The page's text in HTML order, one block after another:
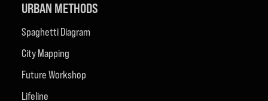
URBAN METHODS
Spaghetti Diagram
City Mapping
Future Workshop
Lifeline